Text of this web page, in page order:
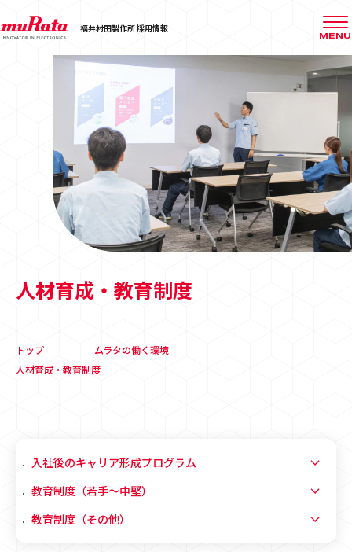
福井村田製作所 採用情報
MENU
人材育成・教育制度
トップ
ムラタの働く環境
人材育成・教育制度
入社後のキャリア形成プログラム
教育制度（若手〜中堅）
教育制度（その他）